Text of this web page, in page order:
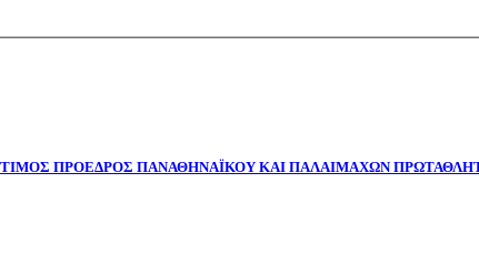
ΠΡΟΕΔΡΟΣ ΠΑΝΑΘΗΝΑΪΚΟΥ ΚΑΙ ΠΑΛΑΙΜΑΧΩΝ